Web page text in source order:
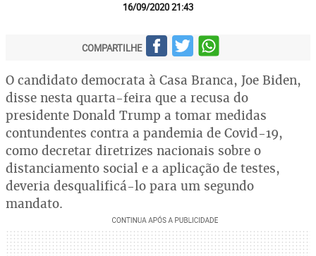
16/09/2020 21:43
COMPARTILHE
O candidato democrata à Casa Branca, Joe Biden,
disse nesta quarta-feira que a recusa do
presidente Donald Trump a tomar medidas
contundentes contra a pandemia de Covid-19,
como decretar diretrizes nacionais sobre o
distanciamento social e a aplicação de testes,
deveria desqualificá-lo para um segundo
mandato.